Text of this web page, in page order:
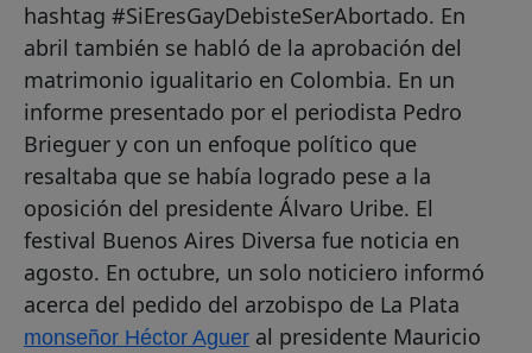
hashtag #SiEresGayDebisteSerAbortado. En
abril también se habló de la aprobación del
matrimonio igualitario en Colombia. En un
informe presentado por el periodista Pedro
Brieguer y con un enfoque político que
resaltaba que se había logrado pese a la
oposición del presidente Álvaro Uribe. El
festival Buenos Aires Diversa fue noticia en
agosto. En octubre, un solo noticiero informó
acerca del pedido del arzobispo de La Plata
monseñor Héctor Aguer al presidente Mauricio